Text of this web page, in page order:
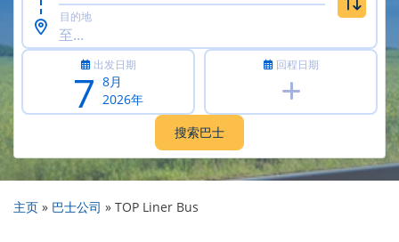
目的地
出发日期
7 8月
2026年
回程日期
主页 » 巴士公司 » TOP Liner Bus